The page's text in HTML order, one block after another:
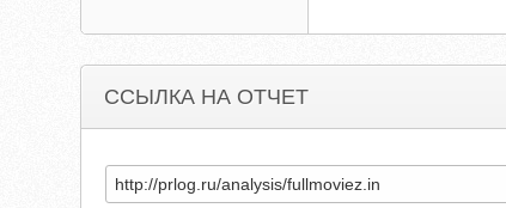
ССЫЛКА НА ОТЧЕТ